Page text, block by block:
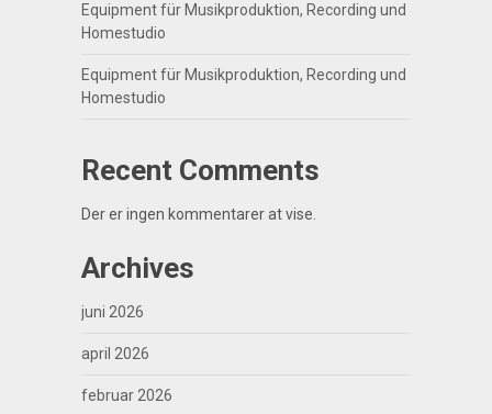
Equipment für Musikproduktion, Recording und
Homestudio
Equipment für Musikproduktion, Recording und
Homestudio
Recent Comments
Der er ingen kommentarer at vise.
Archives
juni 2026
april 2026
februar 2026